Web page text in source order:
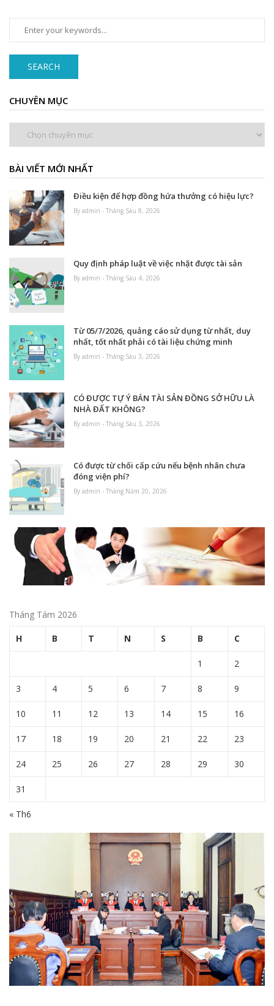
SEARCH
CHUYÊN MỤC
BÀI VIẾT MỚI NHẤT
Điều kiện để hợp đồng hứa thưởng có hiệu lực?
By admin - Tháng Sáu 8, 2026
Quy định pháp luật về việc nhặt được tài sản
By admin - Tháng Sáu 4, 2026
Từ 05/7/2026, quảng cáo sử dụng từ nhất, duy
nhất, tốt nhất phải có tài liệu chứng minh
By admin - Tháng Sáu 3, 2026
CÓ ĐƯỢC TỰ Ý BÁN TÀI SẢN ĐỒNG SỞ HỮU LÀ
NHÀ ĐẤT KHÔNG?
By admin - Tháng Sáu 3, 2026
Có được từ chối cấp cứu nếu bệnh nhân chưa
đóng viện phí?
By admin - Tháng Năm 20, 2026
Tháng Tám 2026
H B T N S B C
1 2
3 4 5 6 7 8 9
10 11 12 13 14 15 16
17 18 19 20 21 22 23
24 25 26 27 28 29 30
31
« Th6